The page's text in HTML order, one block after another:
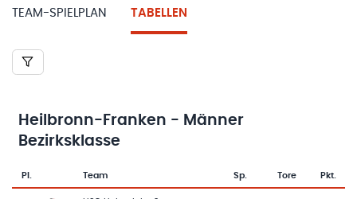
TEAM-SPIELPLAN TABELLEN
Heilbronn-Franken - Männer
Bezirksklasse
Pl.
Team-Logo
Team Sp. Tore Pkt.